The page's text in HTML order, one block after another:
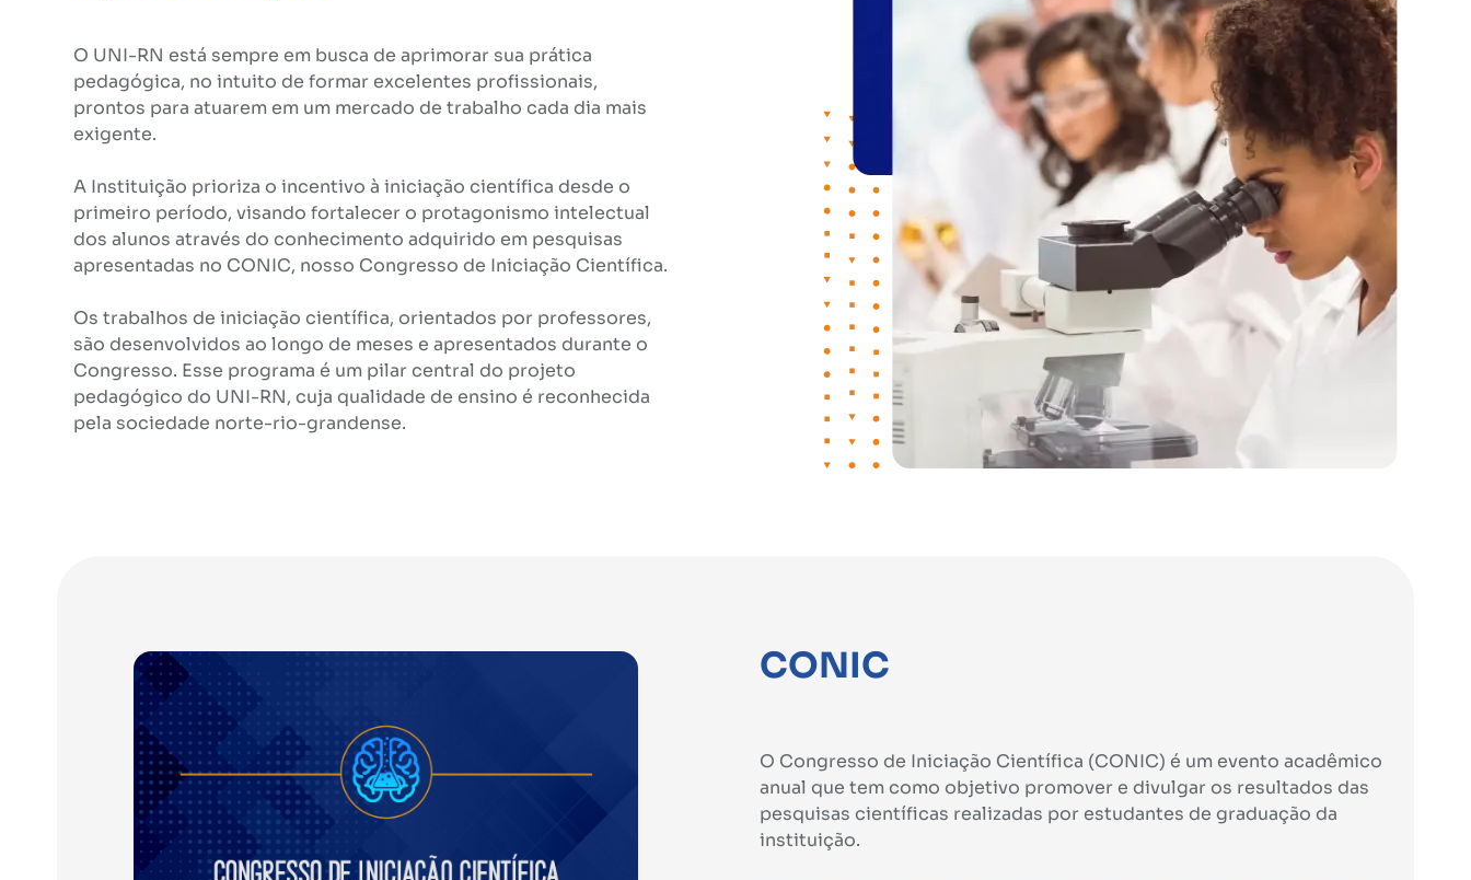
O UNI-RN está sempre em busca de aprimorar sua prática
pedagógica, no intuito de formar excelentes profissionais,
prontos para atuarem em um mercado de trabalho cada dia mais
exigente.
A Instituição prioriza o incentivo à iniciação científica desde o
primeiro período, visando fortalecer o protagonismo intelectual
dos alunos através do conhecimento adquirido em pesquisas
apresentadas no CONIC, nosso Congresso de Iniciação Científica.
Os trabalhos de iniciação científica, orientados por professores,
são desenvolvidos ao longo de meses e apresentados durante o
Congresso. Esse programa é um pilar central do projeto
pedagógico do UNI-RN, cuja qualidade de ensino é reconhecida
pela sociedade norte-rio-grandense.
CONIC
O Congresso de Iniciação Científica (CONIC) é um evento acadêmico
anual que tem como objetivo promover e divulgar os resultados das
pesquisas científicas realizadas por estudantes de graduação da
instituição.